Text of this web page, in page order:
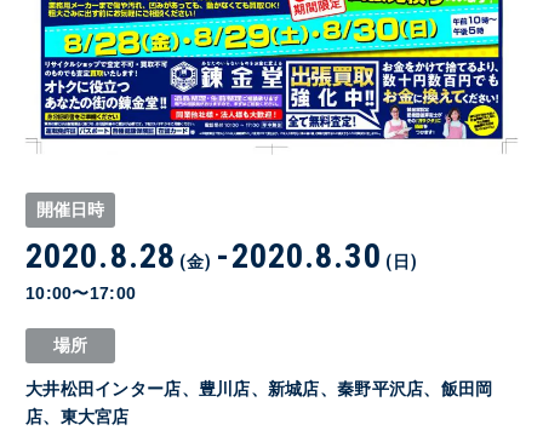
開催日時
2020.8.28 (金) -2020.8.30 (日)
10:00〜17:00
場所
大井松田インター店、豊川店、新城店、秦野平沢店、飯田岡
店、東大宮店